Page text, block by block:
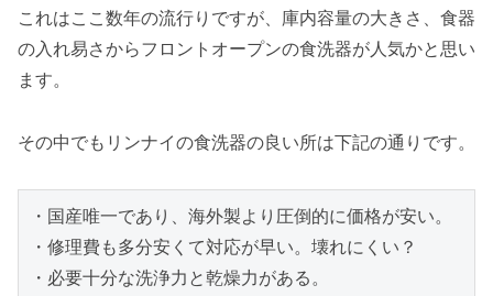
これはここ数年の流行りですが、庫内容量の大きさ、食器
の入れ易さからフロントオープンの食洗器が人気かと思い
ます。
その中でもリンナイの食洗器の良い所は下記の通りです。
・国産唯一であり、海外製より圧倒的に価格が安い。
・修理費も多分安くて対応が早い。壊れにくい？
・必要十分な洗浄力と乾燥力がある。